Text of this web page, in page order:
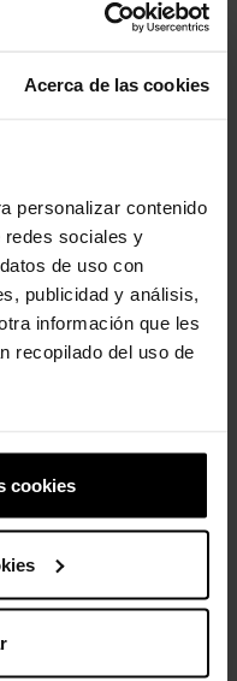
Acerca de las cookies
personalizar contenido
sociales y
de uso con
publicidad y análisis,
información que les
recopilado del uso de
cookies
moldado com
apenas alguns gramas.
respirabilidade
mais preciso.
este